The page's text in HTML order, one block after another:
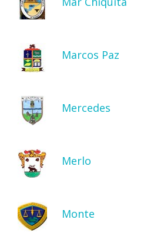
Marcos Paz
Mercedes
Merlo
Monte